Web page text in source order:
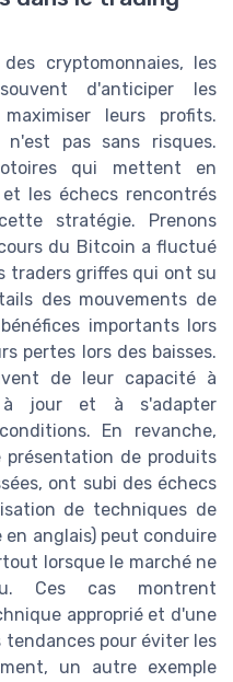
cryptomonnaies, les
d'anticiper les
leurs profits.
pas sans risques.
qui mettent en
les échecs rencontrés
stratégie. Prenons
du Bitcoin a fluctué
traders griffes qui ont su
des mouvements de
importants lors
pertes lors des baisses.
de leur capacité à
à jour et à s'adapter
En revanche,
de produits
ont subi des échecs
de techniques de
anglais) peut conduire
lorsque le marché ne
Ces cas montrent
approprié et d'une
pour éviter les
un autre exemple